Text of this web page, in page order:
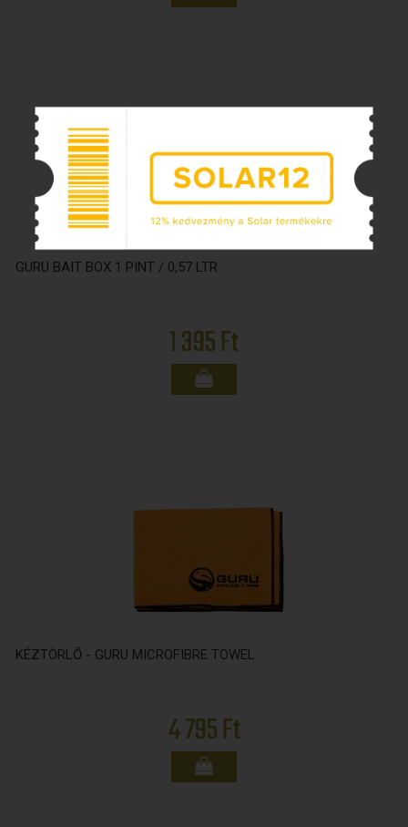
GURU BAIT BOX 1 PINT / 0,57 LTR
1 395 Ft
KÉZTÖRLŐ - GURU MICROFIBRE TOWEL
4 795 Ft